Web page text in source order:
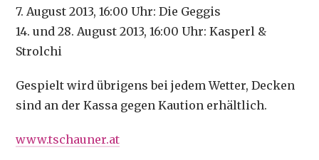
7. August 2013, 16:00 Uhr: Die Geggis
14. und 28. August 2013, 16:00 Uhr: Kasperl &
Strolchi
Gespielt wird übrigens bei jedem Wetter, Decken
sind an der Kassa gegen Kaution erhältlich.
www.tschauner.at